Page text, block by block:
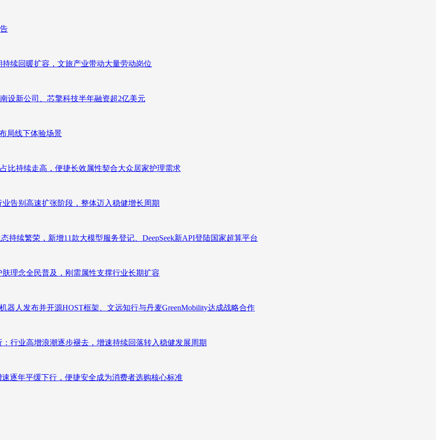
续回暖扩容，文旅产业带动大量劳动岗位
设新公司、芯擎科技半年融资超2亿美元
局线下体验场景
比持续走高，便捷长效属性契合大众居家护理需求
告别高速扩张阶段，整体迈入稳健增长周期
续繁荣，新增11款大模型服务登记、DeepSeek新API登陆国家超算平台
理念全民普及，刚需属性支撑行业长期扩容
器人发布并开源HOST框架、文远知行与丹麦GreenMobility达成战略合作
行业高增浪潮逐步褪去，增速持续回落转入稳健发展周期
逐年平缓下行，便捷安全成为消费者选购核心标准